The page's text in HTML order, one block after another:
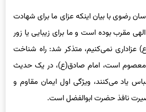
مقرب بوده است و ما برای زیبایی یا زور
نمی‌کنیم، متذکر شد: راه شناخت
است، امام صادق(ع)، در یک حدیث
یاد می‌کنند، ویژگی اول ایمان مقاوم و
نافذ حضرت ابوالفضل است.
وی با بیان اینکه دیدن ما بر ۲ قسم انفعالی و ارادی است، ادامه داد: